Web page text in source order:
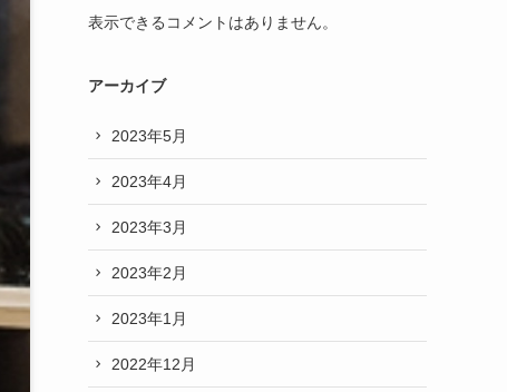
表示できるコメントはありません。
アーカイブ
2023年5月
2023年4月
2023年3月
2023年2月
2023年1月
2022年12月